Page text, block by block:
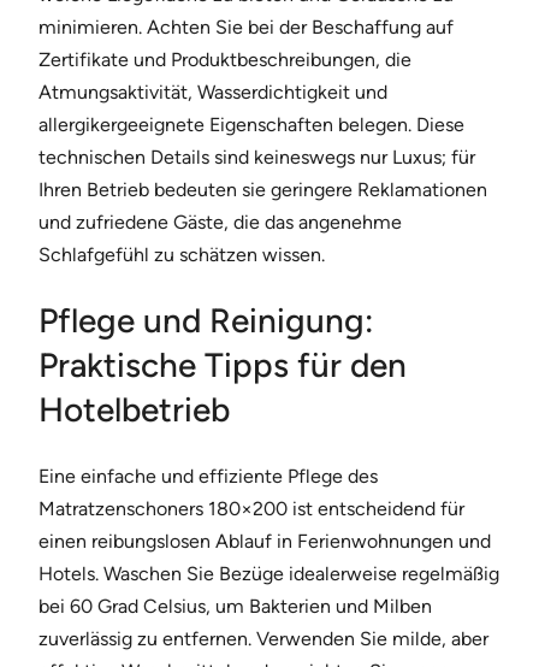
minimieren. Achten Sie bei der Beschaffung auf
Zertifikate und Produktbeschreibungen, die
Atmungsaktivität, Wasserdichtigkeit und
allergikergeeignete Eigenschaften belegen. Diese
technischen Details sind keineswegs nur Luxus; für
Ihren Betrieb bedeuten sie geringere Reklamationen
und zufriedene Gäste, die das angenehme
Schlafgefühl zu schätzen wissen.
Pflege und Reinigung:
Praktische Tipps für den
Hotelbetrieb
Eine einfache und effiziente Pflege des
Matratzenschoners 180×200 ist entscheidend für
einen reibungslosen Ablauf in Ferienwohnungen und
Hotels. Waschen Sie Bezüge idealerweise regelmäßig
bei 60 Grad Celsius, um Bakterien und Milben
zuverlässig zu entfernen. Verwenden Sie milde, aber